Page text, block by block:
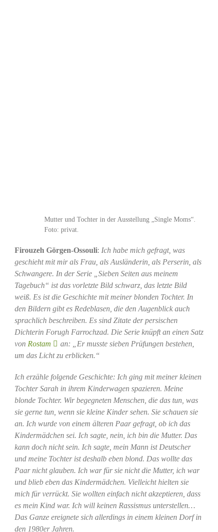
Mutter und Tochter in der Ausstellung „Single Moms“.
Foto: privat.
Firouzeh Görgen-Ossouli: Ich habe mich gefragt, was
geschieht mit mir als Frau, als Ausländerin, als Perserin, als
Schwangere. In der Serie „Sieben Seiten aus meinem
Tagebuch“ ist das vorletzte Bild schwarz, das letzte Bild
weiß. Es ist die Geschichte mit meiner blonden Tochter. In
den Bildern gibt es Redeblasen, die den Augenblick auch
sprachlich beschreiben. Es sind Zitate der persischen
Dichterin Forugh Farrochzad. Die Serie knüpft an einen Satz
von Rostam
an: „Er musste sieben Prüfungen bestehen,
um das Licht zu erblicken.“
Ich erzähle folgende Geschichte: Ich ging mit meiner kleinen
Tochter Sarah in ihrem Kinderwagen spazieren. Meine
blonde Tochter. Wir begegneten Menschen, die das tun, was
sie gerne tun, wenn sie kleine Kinder sehen. Sie schauen sie
an. Ich wurde von einem älteren Paar gefragt, ob ich das
Kindermädchen sei. Ich sagte, nein, ich bin die Mutter. Das
kann doch nicht sein. Ich sagte, mein Mann ist Deutscher
und meine Tochter ist deshalb eben blond. Das wollte das
Paar nicht glauben. Ich war für sie nicht die Mutter, ich war
und blieb eben das Kindermädchen. Vielleicht hielten sie
mich für verrückt. Sie wollten einfach nicht akzeptieren, dass
es mein Kind war. Ich will keinen Rassismus unterstellen…
Das Ganze ereignete sich allerdings in einem kleinen Dorf in
den 1980er Jahren.